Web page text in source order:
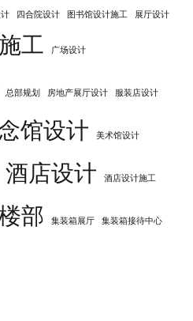
四合院设计 图书馆设计施工 展厅设计
工 广场设计
总部规划 房地产展厅设计 服装店设计
馆设计 美术馆设计
酒店设计 酒店设计施工
部 集装箱展厅 集装箱接待中心